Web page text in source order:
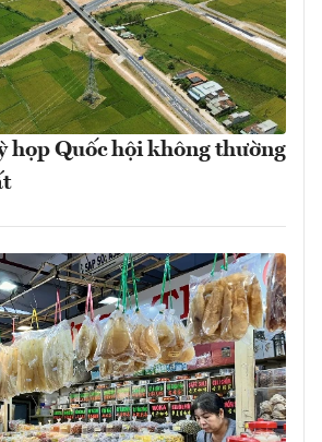
họp Quốc hội không thường